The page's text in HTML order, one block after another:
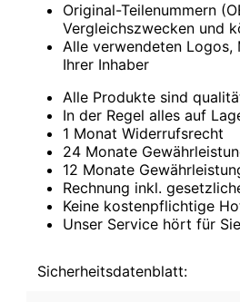
Original-Teilenummern
Vergleichszwecken und
Alle verwendeten Logos,
Ihrer Inhaber
Alle Produkte sind
In der Regel alles auf
1 Monat Widerrufsrecht
24 Monate
12 Monate
Rechnung inkl.
Keine kostenpflichtige
Unser Service hört für
Sicherheitsdatenblatt: